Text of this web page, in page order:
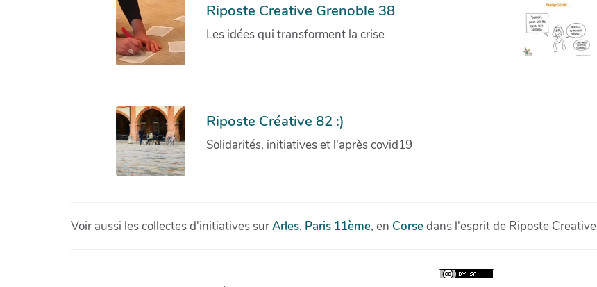
Riposte Creative Grenoble 38
Les idées qui transforment la crise
Riposte Créative 82 :)
Solidarités, initiatives et l'après covid19
Voir aussi les collectes d'initiatives surArles, Paris 11ème, en Corsedans l'esprit de Riposte Creative